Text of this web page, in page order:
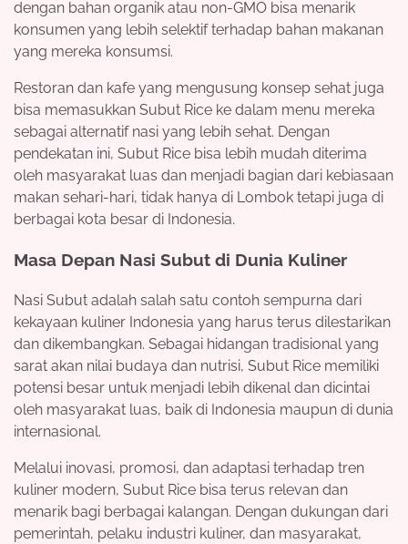
dengan bahan organik atau non-GMO bisa menarik
konsumen yang lebih selektif terhadap bahan makanan
yang mereka konsumsi.
Restoran dan kafe yang mengusung konsep sehat juga
bisa memasukkan Subut Rice ke dalam menu mereka
sebagai alternatif nasi yang lebih sehat. Dengan
pendekatan ini, Subut Rice bisa lebih mudah diterima
oleh masyarakat luas dan menjadi bagian dari kebiasaan
makan sehari-hari, tidak hanya di Lombok tetapi juga di
berbagai kota besar di Indonesia.
Masa Depan Nasi Subut di Dunia Kuliner
Nasi Subut adalah salah satu contoh sempurna dari
kekayaan kuliner Indonesia yang harus terus dilestarikan
dan dikembangkan. Sebagai hidangan tradisional yang
sarat akan nilai budaya dan nutrisi, Subut Rice memiliki
potensi besar untuk menjadi lebih dikenal dan dicintai
oleh masyarakat luas, baik di Indonesia maupun di dunia
internasional.
Melalui inovasi, promosi, dan adaptasi terhadap tren
kuliner modern, Subut Rice bisa terus relevan dan
menarik bagi berbagai kalangan. Dengan dukungan dari
pemerintah, pelaku industri kuliner, dan masyarakat,